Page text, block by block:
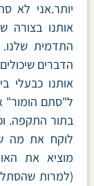
יותר.אני לא
אותנו בצורה
התדמית
הדברים
אותנו כבעלי
ל"סתם הומור"
בתור התקפה.
לוקח את מה
מוציא את
(למרות